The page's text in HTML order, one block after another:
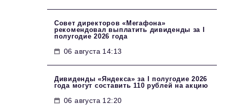
Совет директоров «Мегафона»
рекомендовал выплатить дивиденды за I
полугодие 2026 года
06 августа 14:13
Дивиденды «Яндекса» за I полугодие 2026
года могут составить 110 рублей на акцию
06 августа 12:20